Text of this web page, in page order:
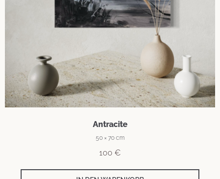
Antracite
50 × 70 cm
100 €